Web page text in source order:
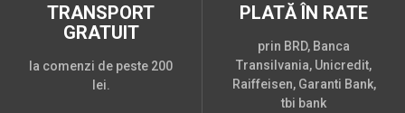
TRANSPORT
GRATUIT
la comenzi de peste 200
lei.
PLATĂ ÎN RATE
prin BRD, Banca
Transilvania, Unicredit,
Raiffeisen, Garanti Bank,
tbi bank